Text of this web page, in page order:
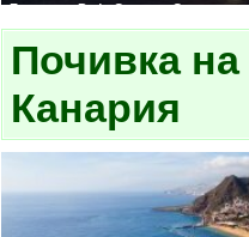
Бариерен Риф, Сидни и Сините
планини!
Гарантирани цени и места! Със
и водач от България!
Почивка
Канария